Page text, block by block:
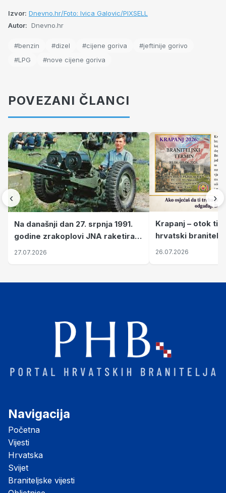
Izvor: Dnevno.hr/Foto: Ivica Galovic/PIXSELL
Autor: Dnevno.hr
#benzin #dizel #cijene goriva
#jeftinije gorivo
#LPG
#nove cijene goriva
POVEZANI ČLANCI
‹
Na današnji dan 27. srpnja 1991.
godine zrakoplovi JNA raketirali
su vojarnu i obučni centar "Nikola
27.07.2026
Krapanj – otok
hrvatski branitelji
pronalaze mir
26.07.2026
›
Navigacija
Početna
Vijesti
Hrvatska
Svijet
Braniteljske vijesti